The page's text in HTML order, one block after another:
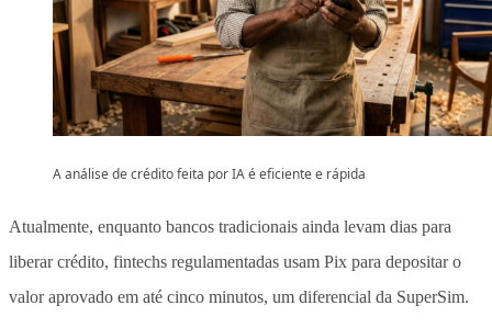
A análise de crédito feita por IA é eficiente e rápida
Atualmente, enquanto bancos tradicionais ainda levam dias para
liberar crédito, fintechs regulamentadas usam Pix para depositar o
valor aprovado em até cinco minutos, um diferencial da SuperSim.